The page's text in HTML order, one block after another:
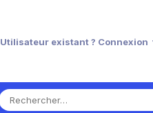
Utilisateur existant ? Connexion